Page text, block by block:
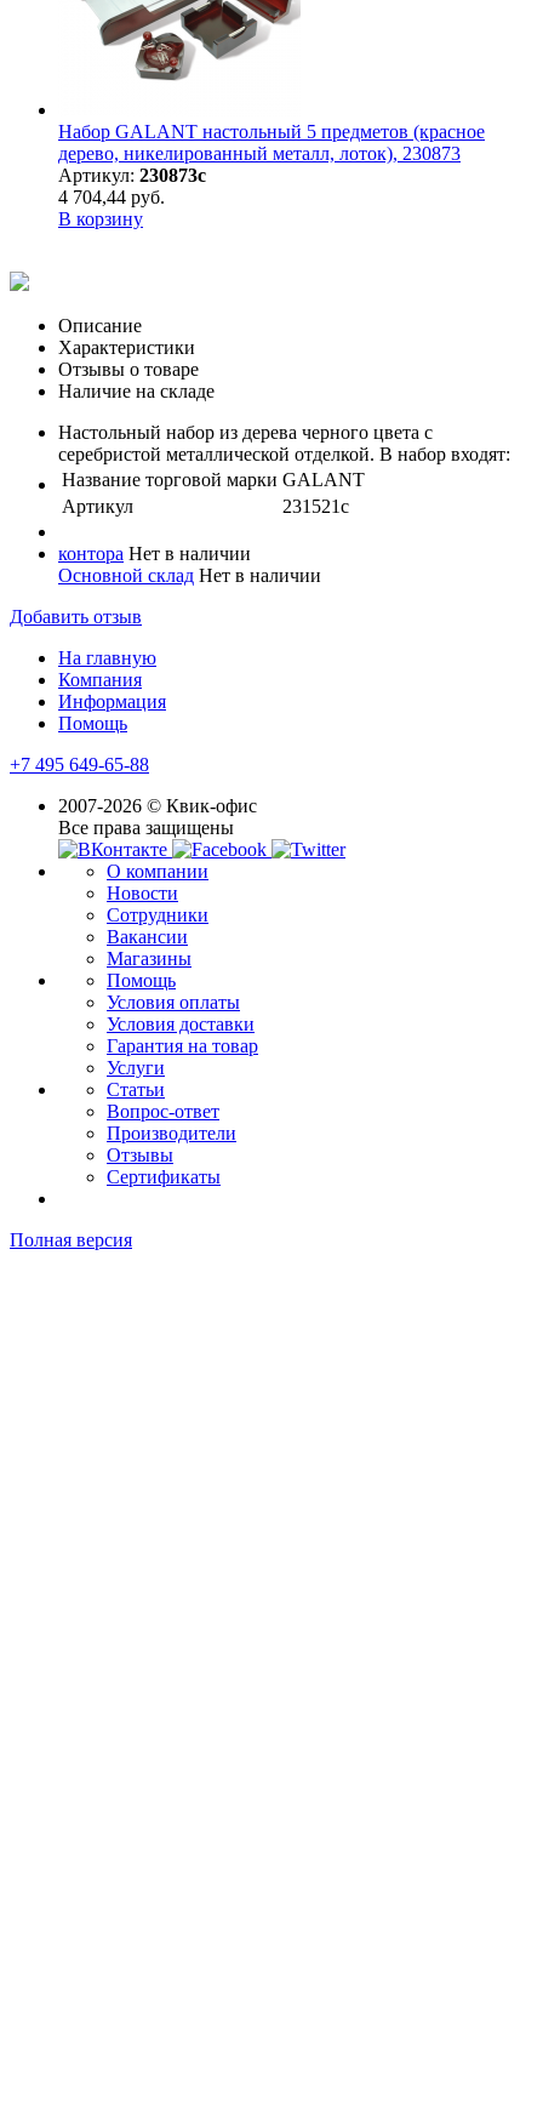
Набор GALANT настольный 5 предметов (красное
дерево, никелированный металл, лоток), 230873
Артикул: 230873с
4 704,44 руб.
В корзину
Описание
Характеристики
Отзывы о товаре
Наличие на складе
Настольный набор из дерева черного цвета с
серебристой металлической отделкой. В набор входят:
Название торговой марки GALANT
Артикул
231521с
контора Нет в наличии
Основной склад Нет в наличии
Добавить отзыв
На главную
Компания
Информация
Помощь
+7 495 649-65-88
2007-2026 © Квик-офис
Все права защищены
О компании
Новости
Сотрудники
Вакансии
Магазины
Помощь
Условия оплаты
Условия доставки
Гарантия на товар
Услуги
Статьи
Вопрос-ответ
Производители
Отзывы
Сертификаты
Полная версия